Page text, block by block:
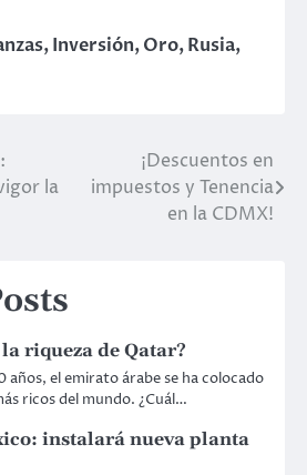
,Inversión,Oro,Rusia,
la
¡Descuentos en
impuestos y Tenencia
en la CDMX!
riqueza de Qatar?
años, el emirato árabe se ha colocado
ricos del mundo. ¿Cuál…
instalará nueva planta